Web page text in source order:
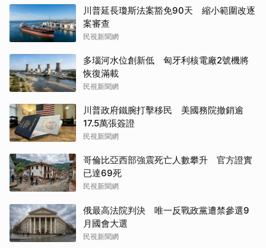
川普延長瓊斯法案豁免90天 縮小範圍改逐
案審查
民視新聞網
多瑙河水位創新低 匈牙利核電廠2號機將
恢復滿載
民視新聞網
川普政府鐵腕打擊移民 美國務院撤銷逾
17.5萬張簽證
民視新聞網
哥倫比亞西部強震死亡人數攀升 官方證實
已達69死
民視新聞網
俄最高法院判決 唯一反戰政黨遭禁參選9
月國會大選
民視新聞網